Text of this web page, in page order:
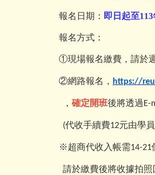
報名日期： 即日起至113
報名方式：
①現場報名繳費，請於
②網路報名， https://
， 確定開班後將透過E-
(代收手續費12元由學
※超商代收入帳需14-21
請於繳費後將收據拍照